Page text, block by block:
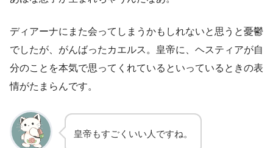
ディアーナにまた会ってしまうかもしれないと思うと憂鬱
でしたが、がんばったカエルス。皇帝に、ヘスティアが自
分のことを本気で思ってくれているといっているときの表
情がたまらんです。
皇帝もすごくいい人ですね。